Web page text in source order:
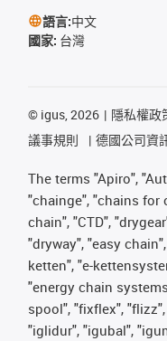
語言:中文
國家: 台灣
© igus, 2026 隱私權政
議事規則
德國公司資
The terms "Apiro",
"chainge", "chains for
chain", "CTD",
"dryway", "easy
ketten", "e-
"energy chain
spool", "fixflex", "flizz",
"iglidur", "igubal",